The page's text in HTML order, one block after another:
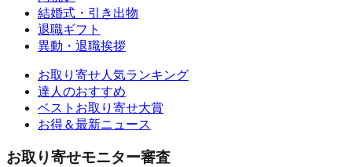
結婚式・引き出物
退職ギフト
異動・退職挨拶
お取り寄せ人気ランキング
達人のおすすめ
ベストお取り寄せ大賞
お得＆最新ニュース
お取り寄せモニター審査